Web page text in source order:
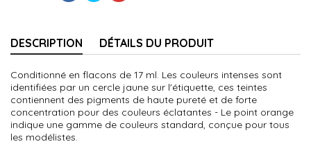
DESCRIPTION DÉTAILS DU PRODUIT
Conditionné en flacons de 17 ml. Les couleurs intenses sont
identifiées par un cercle jaune sur l'étiquette, ces teintes
contiennent des pigments de haute pureté et de forte
concentration pour des couleurs éclatantes - Le point orange
indique une gamme de couleurs standard, conçue pour tous
les modélistes.